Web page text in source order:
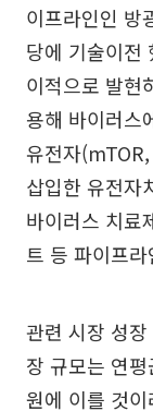
이프라인인 방
당에 기술이전
이적으로 발현
용해 바이러스
유전자
삽입한 유전자
바이러스 치료
트 등 파이프
관련 시장 성
장 규모는 연
원에 이를 것